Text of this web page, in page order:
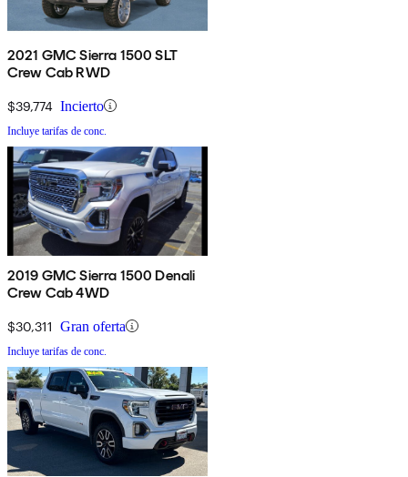
2021 GMC Sierra 1500 SLT
Crew Cab RWD
$39,774 Incierto
Incluye tarifas de conc.
2019 GMC Sierra 1500 Denali
Crew Cab 4WD
$30,311 Gran oferta
Incluye tarifas de conc.